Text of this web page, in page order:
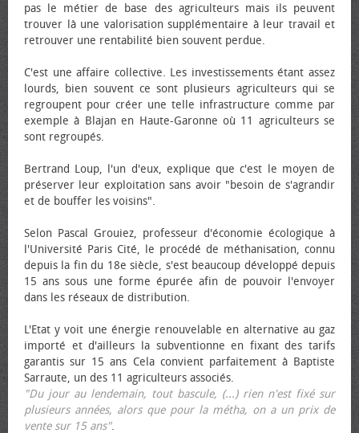
pas le métier de base des agriculteurs mais ils peuvent
trouver là une valorisation supplémentaire à leur travail et
retrouver une rentabilité bien souvent perdue.
C'est une affaire collective. Les investissements étant assez
lourds, bien souvent ce sont plusieurs agriculteurs qui se
regroupent pour créer une telle infrastructure comme par
exemple à Blajan en Haute-Garonne où 11 agriculteurs se
sont regroupés.
Bertrand Loup, l'un d'eux, explique que c'est le moyen de
préserver leur exploitation sans avoir "besoin de s'agrandir
et de bouffer les voisins".
Selon Pascal Grouiez, professeur d'économie écologique à
l'Université Paris Cité, le procédé de méthanisation, connu
depuis la fin du 18e siècle, s'est beaucoup développé depuis
15 ans sous une forme épurée afin de pouvoir l'envoyer
dans les réseaux de distribution.
L'Etat y voit une énergie renouvelable en alternative au gaz
importé et d'ailleurs la subventionne en fixant des tarifs
garantis sur 15 ans Cela convient parfaitement à Baptiste
Sarraute, un des 11 agriculteurs associés.
"Du jour au lendemain, tout bascule, (...) rien n'est fixé sur
plusieurs années, alors que pour la métha, on a un prix de
vente sur 15 ans".